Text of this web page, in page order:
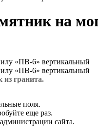
на
гранита.
поля.
еще раз.
сайта.